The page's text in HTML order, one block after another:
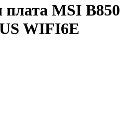
MSI B850
WIFI6E